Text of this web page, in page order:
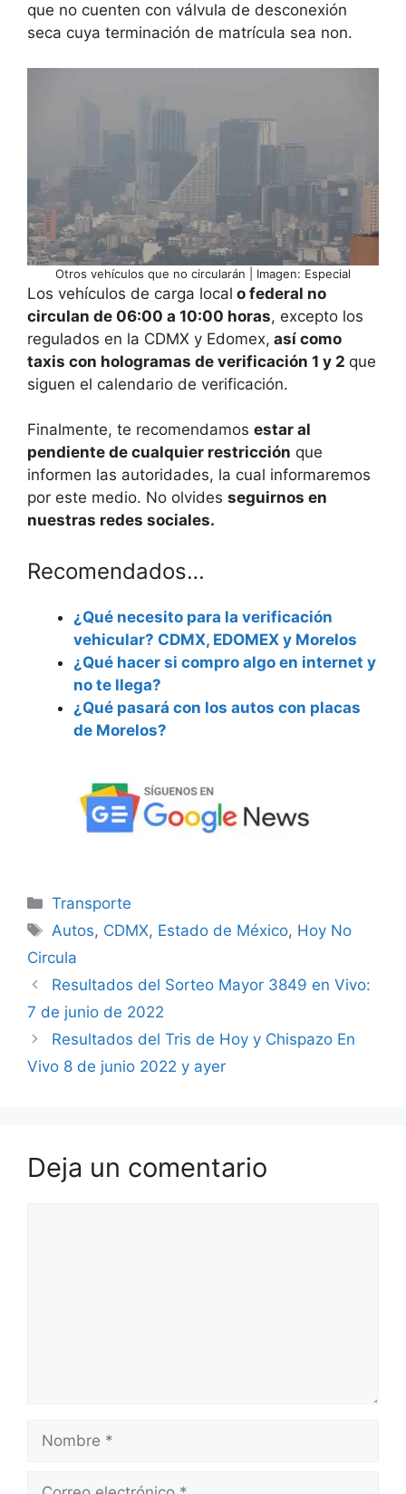
que no cuenten con válvula de desconexión
seca cuya terminación de matrícula sea non.
Otros vehículos que no circularán | Imagen: Especial
Los vehículos de carga local o federal no
circulan de 06:00 a 10:00 horas, excepto los
regulados en la CDMX y Edomex, así como
taxis con hologramas de verificación 1 y 2 que
siguen el calendario de verificación.
Finalmente, te recomendamos estar al
pendiente de cualquier restricción que
informen las autoridades, la cual informaremos
por este medio. No olvides seguirnos en
nuestras redes sociales.
Recomendados…
¿Qué necesito para la verificación
vehicular? CDMX, EDOMEX y Morelos
¿Qué hacer si compro algo en internet y
no te llega?
¿Qué pasará con los autos con placas
de Morelos?
Categorías
Transporte
Etiquetas
Autos, CDMX, Estado de México, Hoy No
Circula
Resultados del Sorteo Mayor 3849 en Vivo:
7 de junio de 2022
Resultados del Tris de Hoy y Chispazo En
Vivo 8 de junio 2022 y ayer
Deja un comentario
Nombre
Correo